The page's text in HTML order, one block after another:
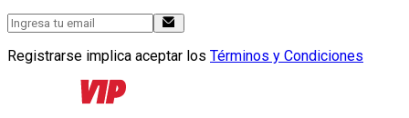
Registrarse implica aceptar los Términos y Condiciones